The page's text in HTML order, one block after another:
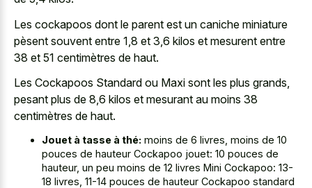
Les cockapoos dont le parent est un caniche miniature
pèsent souvent entre 1,8 et 3,6 kilos et mesurent entre
38 et 51 centimètres de haut.
Les Cockapoos Standard ou Maxi sont les plus grands,
pesant plus de 8,6 kilos et mesurant au moins 38
centimètres de haut.
Jouet à tasse à thé: moins de 6 livres, moins de 10
pouces de hauteur Cockapoo jouet: 10 pouces de
hauteur, un peu moins de 12 livres Mini Cockapoo: 13-
18 livres, 11-14 pouces de hauteur Cockapoo standard